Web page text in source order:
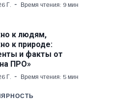
Г. Время чтения: 9 мин
к людям,
к природе:
и факты от
ПРО»
Г. Время чтения: 5 мин